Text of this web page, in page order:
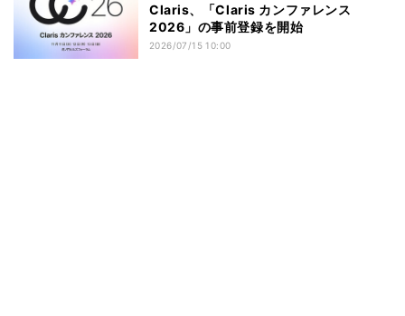
Claris、「Claris カンファレンス
2026」の事前登録を開始
2026/07/15 10:00